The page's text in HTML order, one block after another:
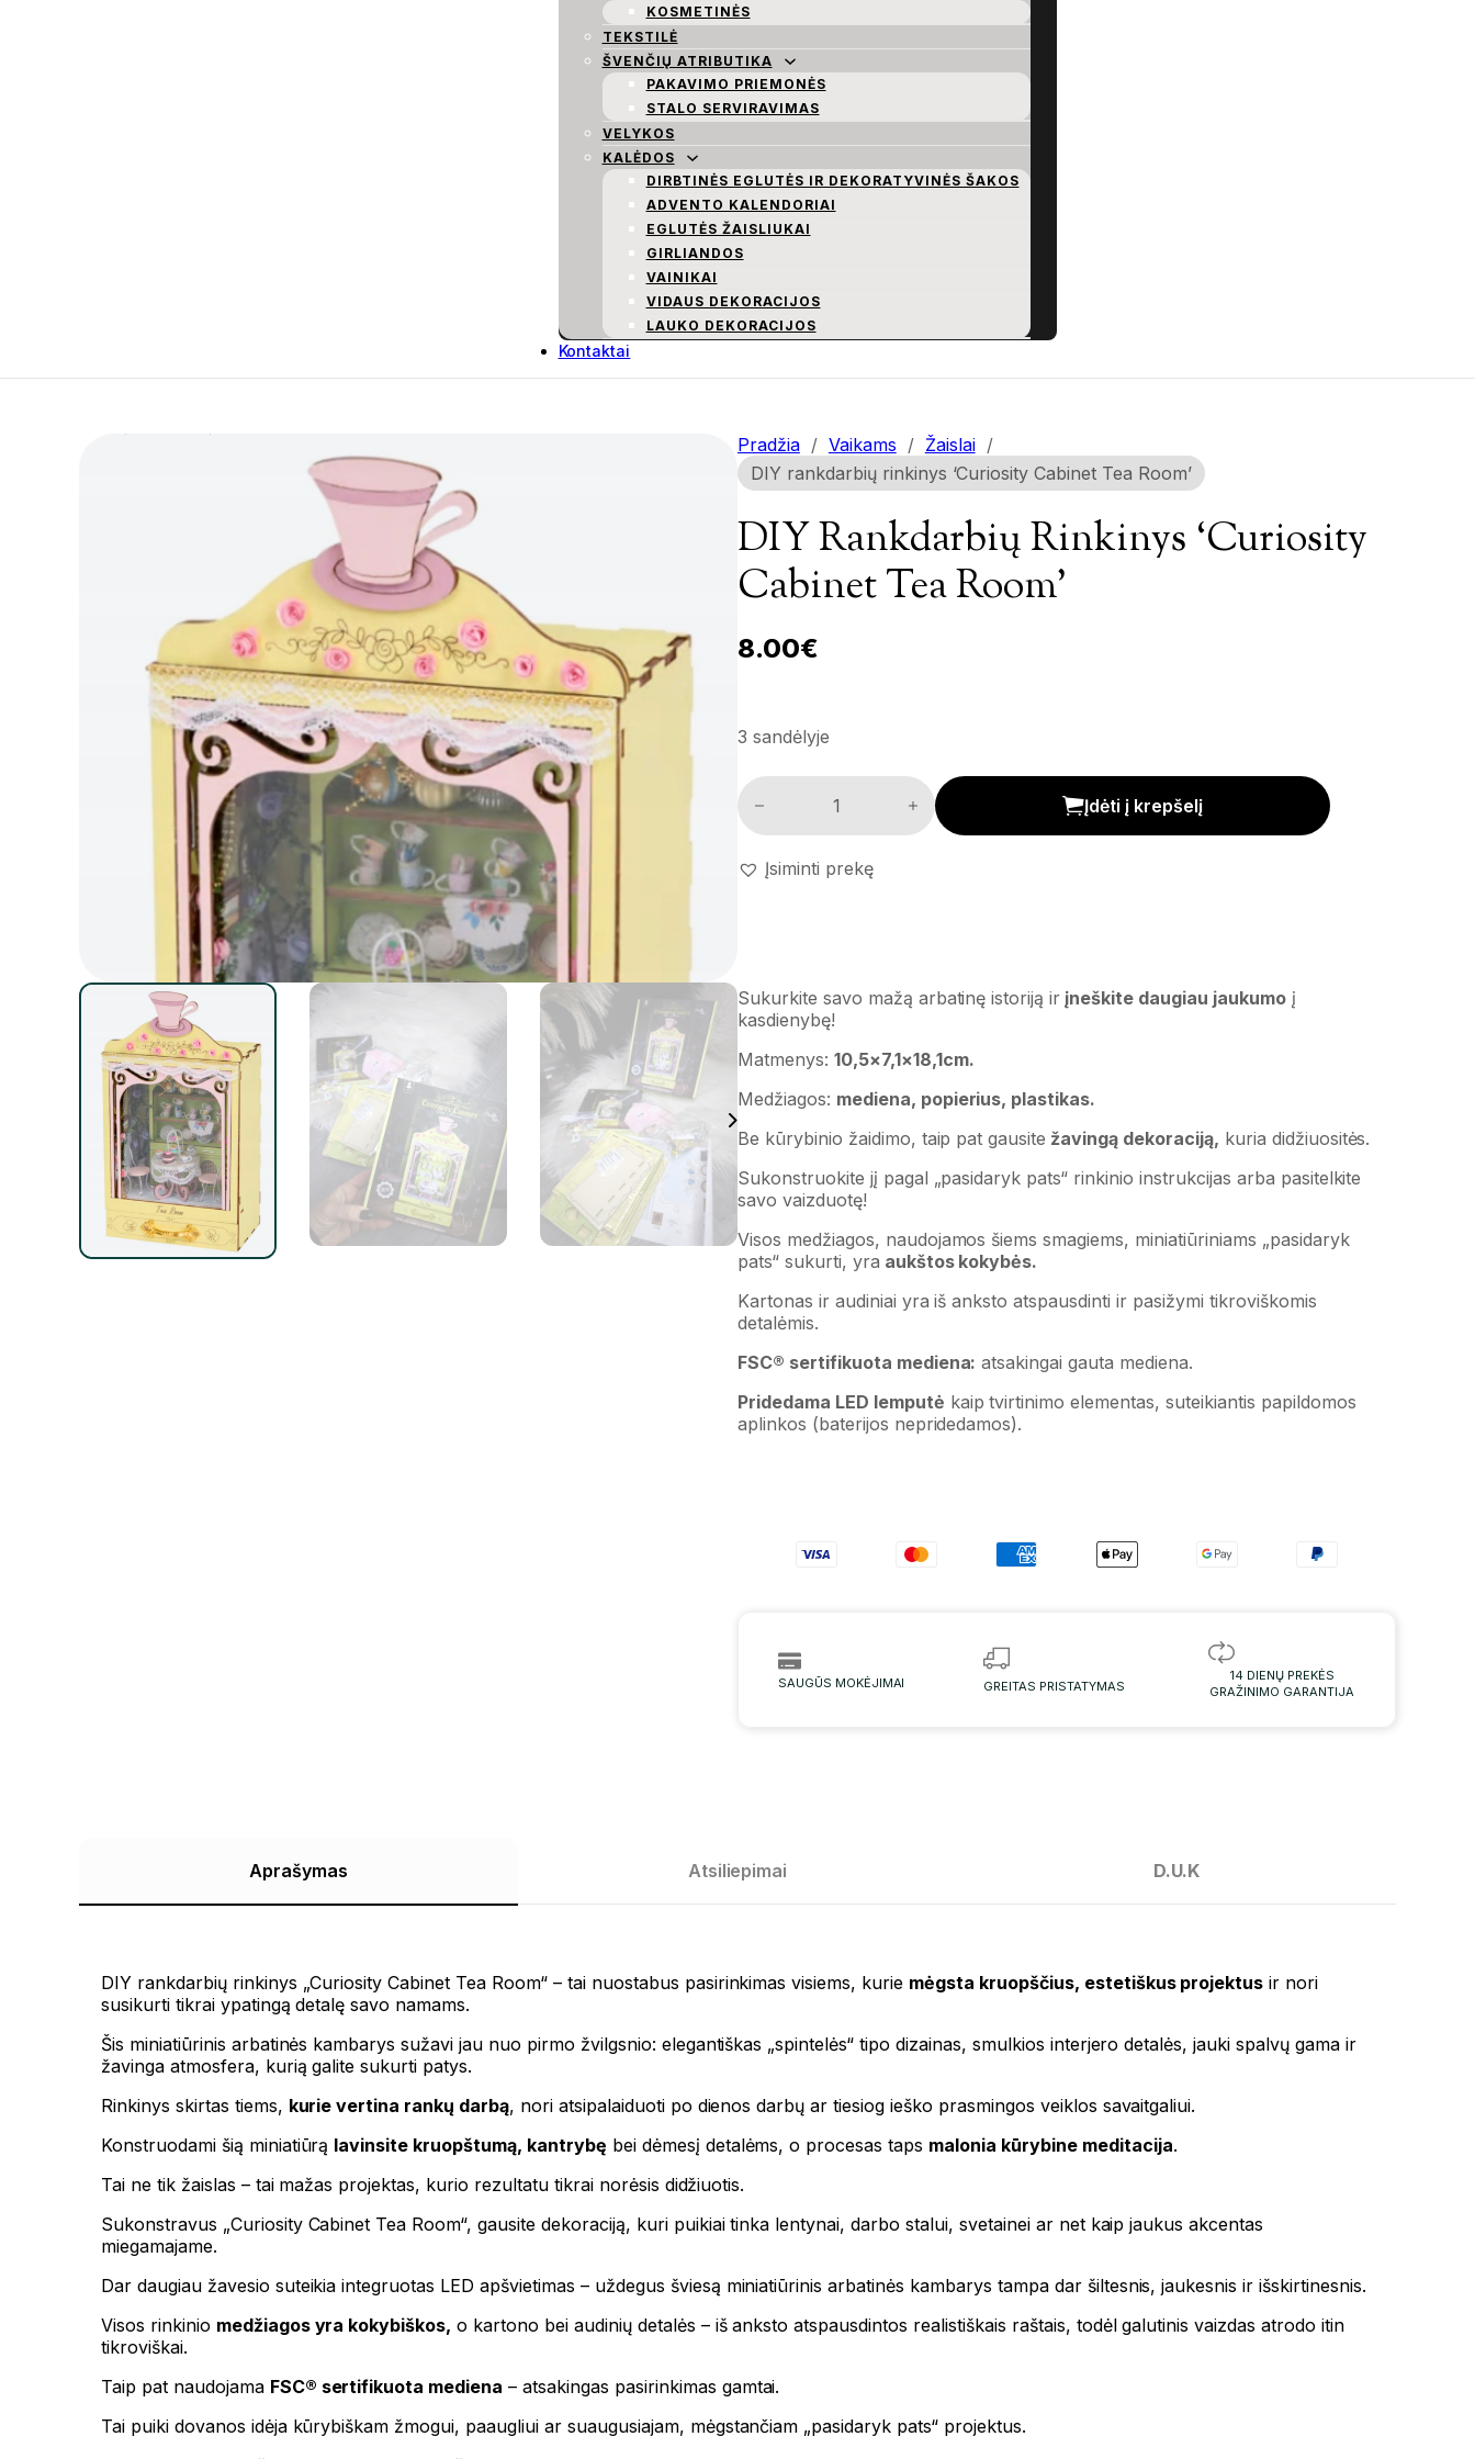
KOSMETINĖS
TEKSTILĖ
ŠVENČIŲ ATRIBUTIKA
PAKAVIMO PRIEMONĖS
STALO SERVIRAVIMAS
VELYKOS
KALĖDOS
DIRBTINĖS EGLUTĖS IR DEKORATYVINĖS ŠAKOS
ADVENTO KALENDORIAI
EGLUTĖS ŽAISLIUKAI
GIRLIANDOS
VAINIKAI
VIDAUS DEKORACIJOS
LAUKO DEKORACIJOS
Kontaktai
Pradžia / Vaikams / Žaislai /
DIY rankdarbių rinkinys ‘Curiosity Cabinet Tea Room’
DIY Rankdarbių Rinkinys ‘Curiosity
Cabinet Tea Room’
8.00€
3 sandėlyje
DIY rankdarbių rinkinys 'Curiosity Cabinet Tea Room' kiekis
Įdėti į krepšelį
Įsiminti prekę
Sukurkite savo mažą arbatinę istoriją ir įneškite daugiau jaukumoį
kasdienybę!
Matmenys: 10,5×7,1×18,1cm.
Medžiagos: mediena, popierius, plastikas.
Be kūrybinio žaidimo, taip pat gausite žavingą dekoraciją, kuria didžiuositės.
Sukonstruokite jį pagal „pasidaryk pats“ rinkinio instrukcijas arba pasitelkite
savo vaizduotę!
Visos medžiagos, naudojamos šiems smagiems, miniatiūriniams „pasidaryk
pats“ sukurti, yra aukštos kokybės.
Kartonas ir audiniai yra iš anksto atspausdinti ir pasižymi tikroviškomis
detalėmis.
FSC® sertifikuota mediena: atsakingai gauta mediena.
Pridedama LED lemputė kaip tvirtinimo elementas, suteikiantis papildomos
aplinkos (baterijos nepridedamos).
SAUGŪS MOKĖJIMAI GREITAS PRISTATYMAS
14 DIENŲ PREKĖS
GRAŽINIMO GARANTIJA
Aprašymas Atsiliepimai D.U.K
DIY rankdarbių rinkinys „Curiosity Cabinet Tea Room“ – tai nuostabus pasirinkimas visiems, kurie mėgsta kruopščius, estetiškus projektus ir nori
susikurti tikrai ypatingą detalę savo namams.
Šis miniatiūrinis arbatinės kambarys sužavi jau nuo pirmo žvilgsnio: elegantiškas „spintelės“ tipo dizainas, smulkios interjero detalės, jauki spalvų gama ir
žavinga atmosfera, kurią galite sukurti patys.
Rinkinys skirtas tiems, kurie vertina rankų darbą, nori atsipalaiduoti po dienos darbų ar tiesiog ieško prasmingos veiklos savaitgaliui.
Konstruodami šią miniatiūrą lavinsite kruopštumą, kantrybę bei dėmesį detalėms, o procesas taps malonia kūrybine meditacija.
Tai ne tik žaislas – tai mažas projektas, kurio rezultatu tikrai norėsis didžiuotis.
Sukonstravus „Curiosity Cabinet Tea Room“, gausite dekoraciją, kuri puikiai tinka lentynai, darbo stalui, svetainei ar net kaip jaukus akcentas
miegamajame.
Dar daugiau žavesio suteikia integruotas LED apšvietimas – uždegus šviesą miniatiūrinis arbatinės kambarys tampa dar šiltesnis, jaukesnis ir išskirtinesnis.
Visos rinkinio medžiagos yra kokybiškos, o kartono bei audinių detalės – iš anksto atspausdintos realistiškais raštais, todėl galutinis vaizdas atrodo itin
tikroviškai.
Taip pat naudojama FSC® sertifikuota mediena – atsakingas pasirinkimas gamtai.
Tai puiki dovanos idėja kūrybiškam žmogui, paaugliui ar suaugusiajam, mėgstančiam „pasidaryk pats“ projektus.